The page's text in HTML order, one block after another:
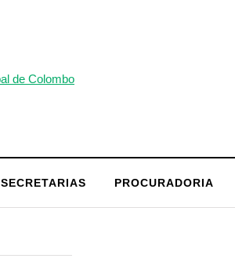
SECRETARIAS PROCURADORIA